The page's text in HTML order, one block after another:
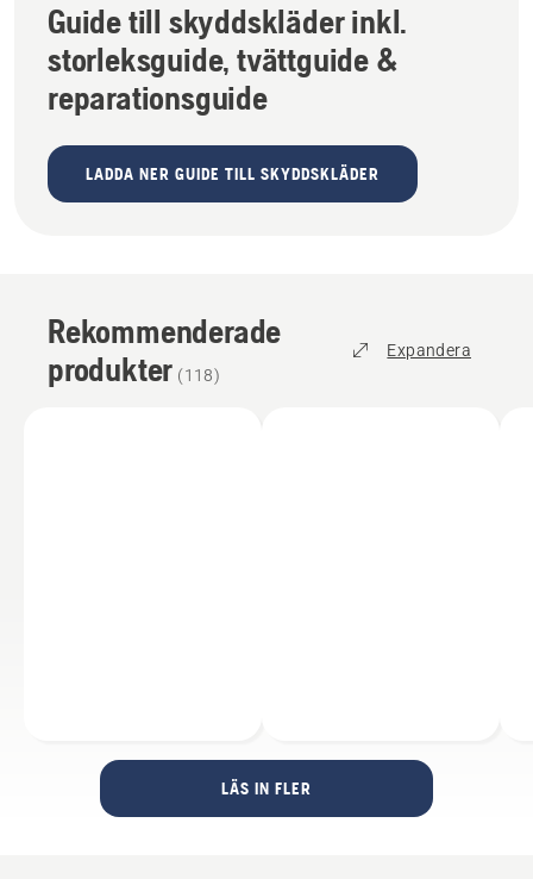
Guide till skyddskläder inkl.
storleksguide, tvättguide &
reparationsguide
LADDA NER GUIDE TILL SKYDDSKLÄDER
Rekommenderade
produkter (118)
Expandera
LÄS IN FLER